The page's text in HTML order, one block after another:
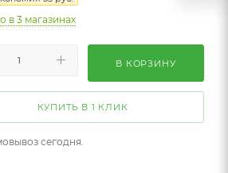
в 3 магазинах
В КОРЗИНУ
КУПИТЬ В 1 КЛИК
сегодня.